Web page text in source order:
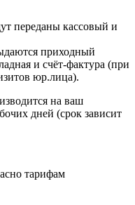
переданы кассовый и
приходный
и счёт-фактура (при
юр.лица).
на ваш
дней (срок зависит
тарифам